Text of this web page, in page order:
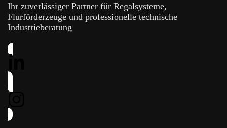
Ihr zuverlässiger Partner für Regalsysteme,
Flurförderzeuge und professionelle technische
Industrieberatung